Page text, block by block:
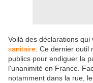
Voilà des déclarations
sanitaire . Ce dernier
publics pour endiguer la
l'unanimité en France.
notamment dans la rue,